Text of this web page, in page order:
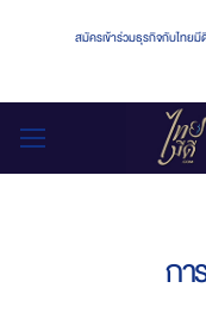
สมัครเข้าร่วมธุรกิจกับไทยมี
กา